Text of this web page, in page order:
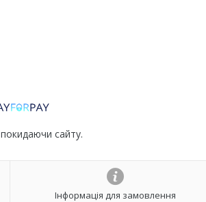
сайту.
Інформація для замовлення